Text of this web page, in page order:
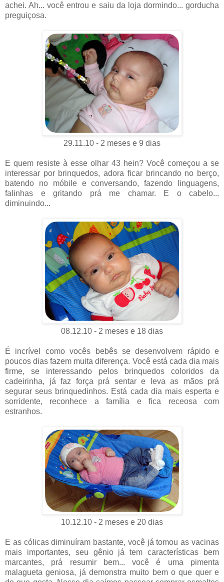
achei. Ah... você entrou e saiu da loja dormindo... gorducha
preguiçosa.
29.11.10 - 2 meses e 9 dias
E quem resiste à esse olhar 43 hein? Você começou a se
interessar por brinquedos, adora ficar brincando no berço,
batendo no móbile e conversando, fazendo linguagens,
falinhas e gritando prá me chamar. E o cabelo...
diminuindo...
08.12.10 - 2 meses e 18 dias
É incrível como vocês bebês se desenvolvem rápido e
poucos dias fazem muita diferença. Você está cada dia mais
firme, se interessando pelos brinquedos coloridos da
cadeirinha, já faz força prá sentar e leva as mãos prá
segurar seus brinquedinhos. Está cada dia mais esperta e
sorridente, reconhece a família e fica receosa com
estranhos.
10.12.10 - 2 meses e 20 dias
E as cólicas diminuíram bastante, você já tomou as vacinas
mais importantes, seu gênio já tem características bem
marcantes, prá resumir bem... você é uma pimenta
malagueta geniosa, já demonstra muito bem o que quer e